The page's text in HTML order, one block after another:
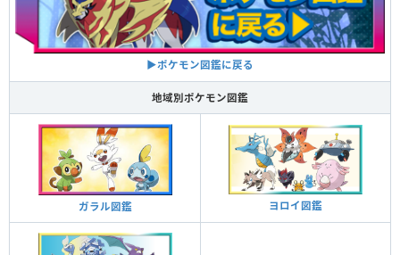
▶ポケモン図鑑に戻る
地域別ポケモン図鑑
ガラル図鑑 ヨロイ図鑑